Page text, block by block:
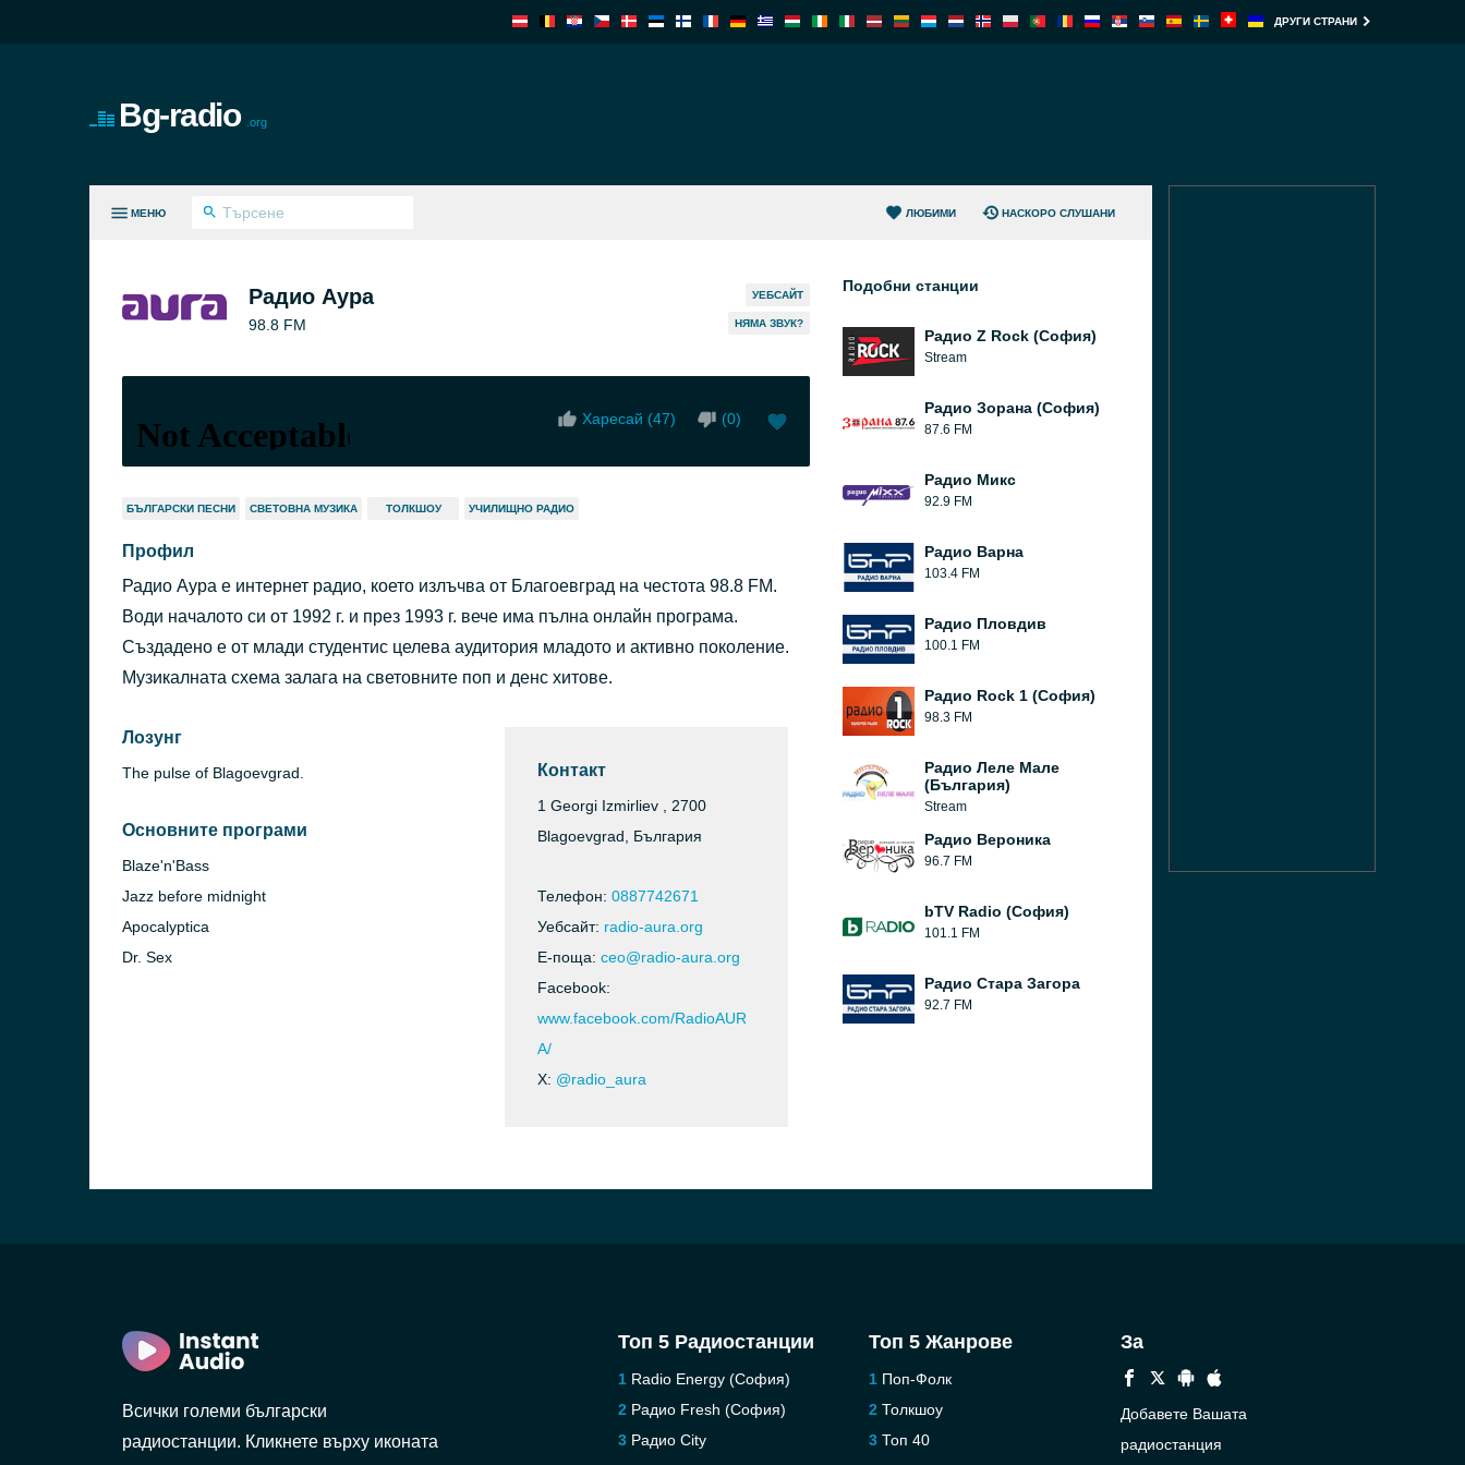
ДРУГИ СТРАНИ
Bg-radio .org
МЕНЮ ЛЮБИМИ НАСКОРО СЛУШАНИ
Радио Аура
98.8 FM
УЕБСАЙТ
НЯМА ЗВУК?
Харесай (47) (0)
БЪЛГАРСКИ ПЕСНИ СВЕТОВНА МУЗИКА ТОЛКШОУ УЧИЛИЩНО РАДИО
Профил
Радио Аура е интернет радио, което излъчва от Благоевград на честота 98.8 FM.
Води началото си от 1992 г. и през 1993 г. вече има пълна онлайн програма.
Създадено е от млади студентис целева аудитория младото и активно поколение.
Музикалната схема залага на световните поп и денс хитове.
Лозунг
The pulse of Blagoevgrad.
Основните програми
Blaze'n'Bass
Jazz before midnight
Apocalyptica
Dr. Sex
Контакт
1 Georgi Izmirliev , 2700
Blagoevgrad, България
Телефон: 0887742671
Уебсайт: radio-aura.org
Е-поща: ceo@radio-aura.org
Facebook:
www.facebook.com/RadioAUR
A/
X: @radio_aura
Подобни станции
Радио Z Rock (София)
Stream
Радио Зорана (София)
87.6 FM
Радио Микс
92.9 FM
Радио Варна
103.4 FM
Радио Пловдив
100.1 FM
Радио Rock 1 (София)
98.3 FM
Радио Леле Мале
(България)
Stream
Радио Вероника
96.7 FM
bTV Radio (София)
101.1 FM
Радио Стара Загора
92.7 FM
Всички големи български
радиостанции. Кликнете върху иконата
Топ 5 Радиостанции
Radio Energy (София)
Радио Fresh (София)
Pадио City
Топ 5 Жанрове
Поп-Фолк
Толкшоу
Топ 40
За
Добавете Вашата
радиостанция